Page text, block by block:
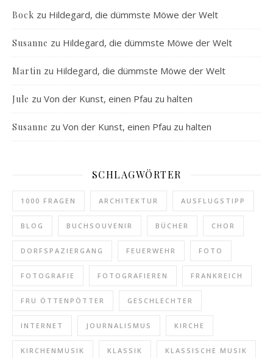
Bock zu Hildegard, die dümmste Möwe der Welt
Susanne zu Hildegard, die dümmste Möwe der Welt
Martin zu Hildegard, die dümmste Möwe der Welt
Jule zu Von der Kunst, einen Pfau zu halten
Susanne zu Von der Kunst, einen Pfau zu halten
SCHLAGWÖRTER
1000 FRAGEN ARCHITEKTUR AUSFLUGSTIPP
BLOG BUCHSOUVENIR BÜCHER CHOR
DORFSPAZIERGANG FEUERWEHR FOTO
FOTOGRAFIE FOTOGRAFIEREN FRANKREICH
FRU ÖTTENPÖTTER GESCHLECHTER
INTERNET JOURNALISMUS KIRCHE
KIRCHENMUSIK KLASSIK KLASSISCHE MUSIK